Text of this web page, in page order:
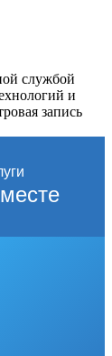
службой
и
запись